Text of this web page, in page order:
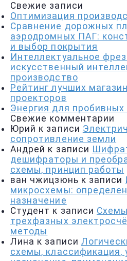
Свежие записи
Оптимизация
Сравнение дорожных
аэродромных ПАГ:
и выбор покрытия
Интеллектуальное
искусственный
производство
Рейтинг лучших
проекторов
Энергия для пробивных
Свежие комментарии
Юрий к записи
сопротивление земли
Андрей к записи
дешифраторы и
схемы, принцип работы
ван чжицзюнь к записи
микросхемы:
назначение
Студент к записи
трехфазных
методы
Лина к записи
схемы, классификация,